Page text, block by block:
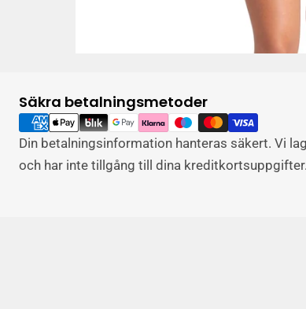
Säkra betalningsmetoder
Betalningsalternativ
Din betalningsinformation hanteras säkert. Vi
och har inte tillgång till dina kreditkortsuppgifter.